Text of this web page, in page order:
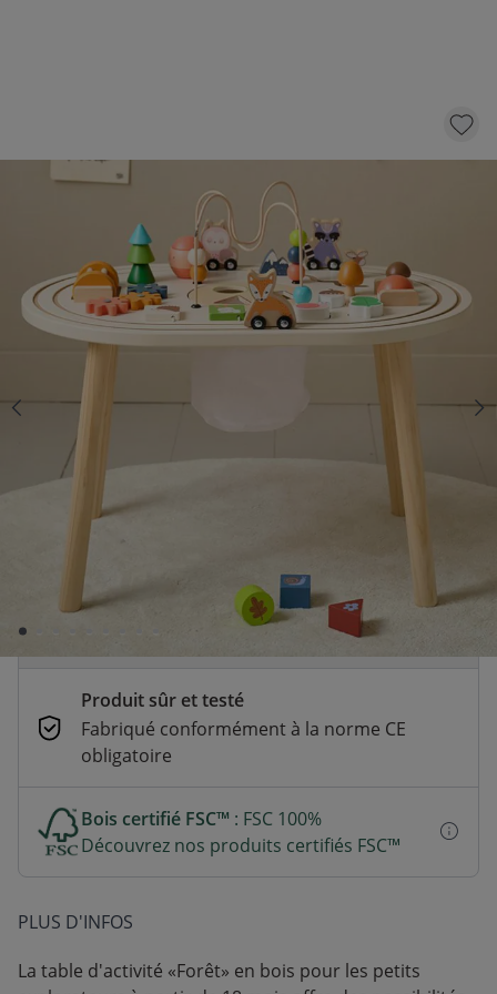
TABLE D'ACTIVITÉ «FORÊT» | MULTICOLORE
dont éco-participation 1,06
AJOUTER AU PANIER
En stock
Livraison rapide
En stock | Livraison rapide (2 à 5 jours
ouvrés)
Paiement sécurisé et flexible
CB, Paypal, Klarna, Apple Pay, Google Pay
Produit sûr et testé
Fabriqué conformément à la norme CE
obligatoire
Bois certifié FSC™ : FSC 100%
Découvrez nos produits certifiés FSC™
PLUS D'INFOS
La table d'activité «Forêt» en bois pour les petits